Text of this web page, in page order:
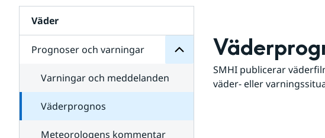
Väder
Prognoser och varningar
för
Varningar och meddelanden
Väderprognos
Meteorologens kommentar
SMHI publicerar
väder- eller